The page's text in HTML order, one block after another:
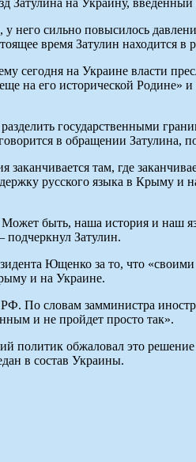
у него сильно повысилось
время Затулин находится
сегодня на Украине власти
на его исторической
государственными
в обращении Затулина,
там, где
русского языка в Крыму
быть, наша история и наш
подчеркнул Затулин.
Ющенко за то, что
и на Украине.
По словам замминистра
и не пройдет просто так».
политик обжаловал это
в состав Украины.